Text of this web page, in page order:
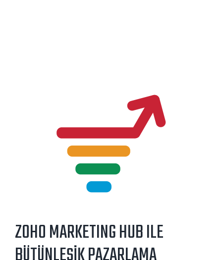
ZOHO MARKETING HUB ILE